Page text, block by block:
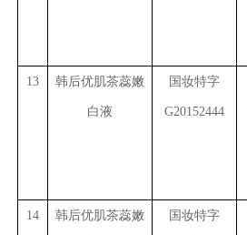
13 韩后优肌茶蕊嫩
白液
国妆特字
G20152444
14 韩后优肌茶蕊嫩 国妆特字